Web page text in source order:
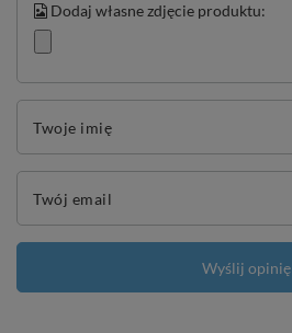
Dodaj własne zdjęcie produktu:
Twoje imię
Twój email
Wyślij opinię